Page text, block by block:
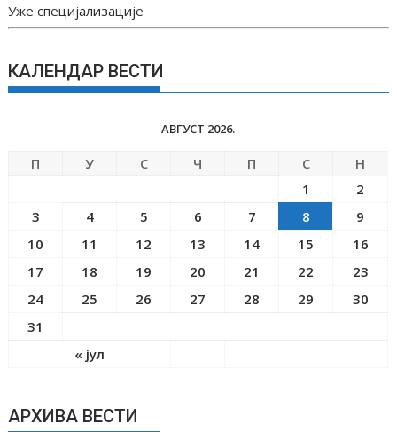
Уже специјализације
КАЛЕНДАР ВЕСТИ
АВГУСТ 2026.
П У С Ч П С Н
« јул
1
2
3
4 5 6 7 8
9
10
11 12 13 14 15
16
17
18 19 20 21 22
23
24
25 26 27 28 29
30
31
АРХИВА ВЕСТИ